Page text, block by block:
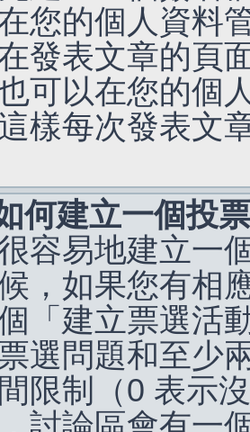
您的個人資料
發表文章的頁
可以在您的個
樣每次發表文
何建立一個投
容易地建立一
，如果您有相
「建立票選活
選問題和至少
限制（0 表示